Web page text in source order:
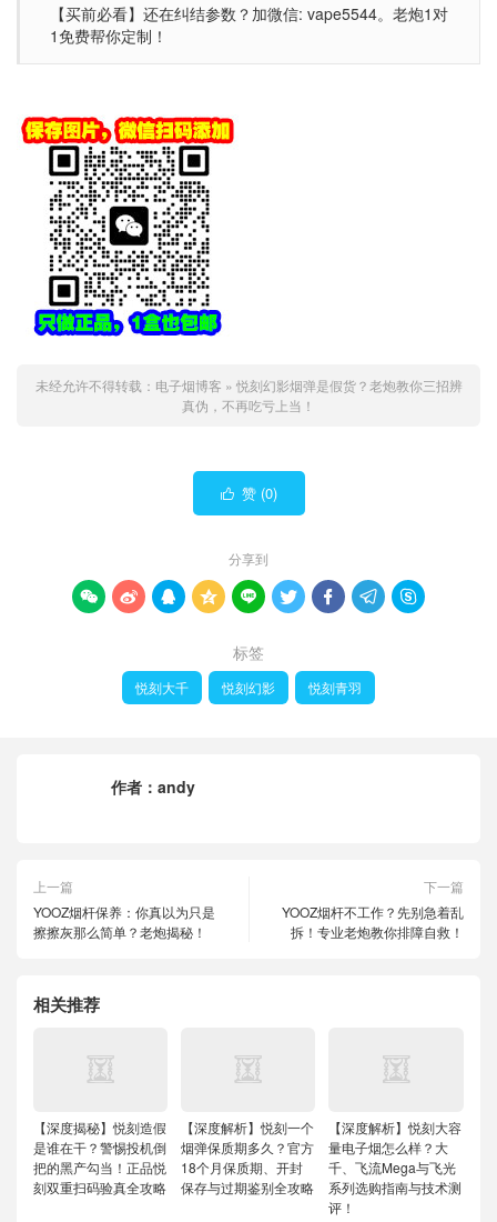
【买前必看】还在纠结参数？加微信: vape5544。老炮1对
1免费帮你定制！
未经允许不得转载： 电子烟博客 » 悦刻幻影烟弹是假货？老炮教你三招辨
真伪，不再吃亏上当！
 赞 (0)
分享到
        
标签
悦刻大千 悦刻幻影 悦刻青羽
作者： andy
上一篇
YOOZ烟杆保养：你真以为只是
擦擦灰那么简单？老炮揭秘！
下一篇
YOOZ烟杆不工作？先别急着乱
拆！专业老炮教你排障自救！
相关推荐
【深度揭秘】悦刻造假
是谁在干？警惕投机倒
把的黑产勾当！正品悦
刻双重扫码验真全攻略
【深度解析】悦刻一个
烟弹保质期多久？官方
18个月保质期、开封
保存与过期鉴别全攻略
【深度解析】悦刻大容
量电子烟怎么样？大
千、飞流Mega与飞光
系列选购指南与技术测
评！